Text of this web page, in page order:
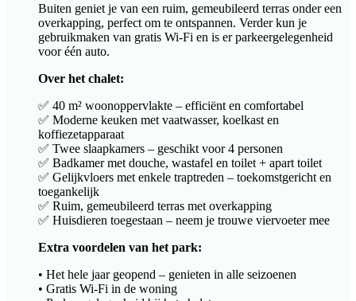
Buiten geniet je van een ruim, gemeubileerd terras onder een
overkapping, perfect om te ontspannen. Verder kun je
gebruikmaken van gratis Wi-Fi en is er parkeergelegenheid
voor één auto.
Over het chalet:
✅ 40 m² woonoppervlakte – efficiënt en comfortabel
✅ Moderne keuken met vaatwasser, koelkast en
koffiezetapparaat
✅ Twee slaapkamers – geschikt voor 4 personen
✅ Badkamer met douche, wastafel en toilet + apart toilet
✅ Gelijkvloers met enkele traptreden – toekomstgericht en
toegankelijk
✅ Ruim, gemeubileerd terras met overkapping
✅ Huisdieren toegestaan – neem je trouwe viervoeter mee
Extra voordelen van het park:
• Het hele jaar geopend – genieten in alle seizoenen
• Gratis Wi-Fi in de woning